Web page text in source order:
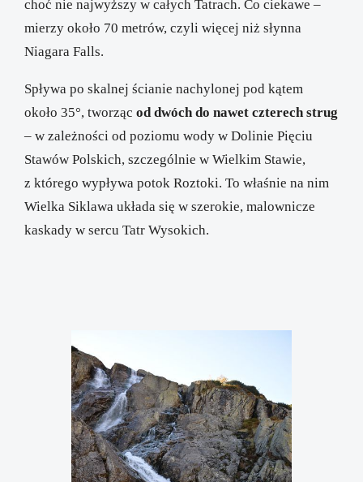
choć nie najwyższy w całych Tatrach. Co ciekawe –
mierzy około 70 metrów, czyli więcej niż słynna
Niagara Falls.
Spływa po skalnej ścianie nachylonej pod kątem
około 35°, tworząc od dwóch do nawet czterech strug
– w zależności od poziomu wody w Dolinie Pięciu
Stawów Polskich, szczególnie w Wielkim Stawie,
z którego wypływa potok Roztoki. To właśnie na nim
Wielka Siklawa układa się w szerokie, malownicze
kaskady w sercu Tatr Wysokich.